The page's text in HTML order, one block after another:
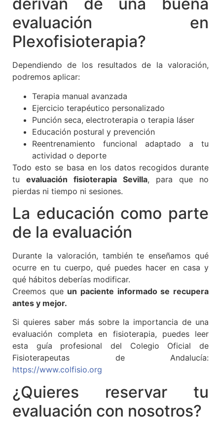
evaluación en
Plexofisioterapia?
Dependiendo de los resultados de la valoración,
podremos aplicar:
Terapia manual avanzada
Ejercicio terapéutico personalizado
Punción seca, electroterapia o terapia láser
Educación postural y prevención
Reentrenamiento funcional adaptado a tu
actividad o deporte
Todo esto se basa en los datos recogidos durante
tu evaluación fisioterapia Sevilla, para que no
pierdas ni tiempo ni sesiones.
La educación como parte
de la evaluación
Durante la valoración, también te enseñamos qué
ocurre en tu cuerpo, qué puedes hacer en casa y
qué hábitos deberías modificar.
Creemos que un paciente informado se recupera
antes y mejor.
Si quieres saber más sobre la importancia de una
evaluación completa en fisioterapia, puedes leer
esta guía profesional del Colegio Oficial de
Fisioterapeutas de Andalucía:
https://www.colfisio.org
¿Quieres reservar tu
evaluación con nosotros?